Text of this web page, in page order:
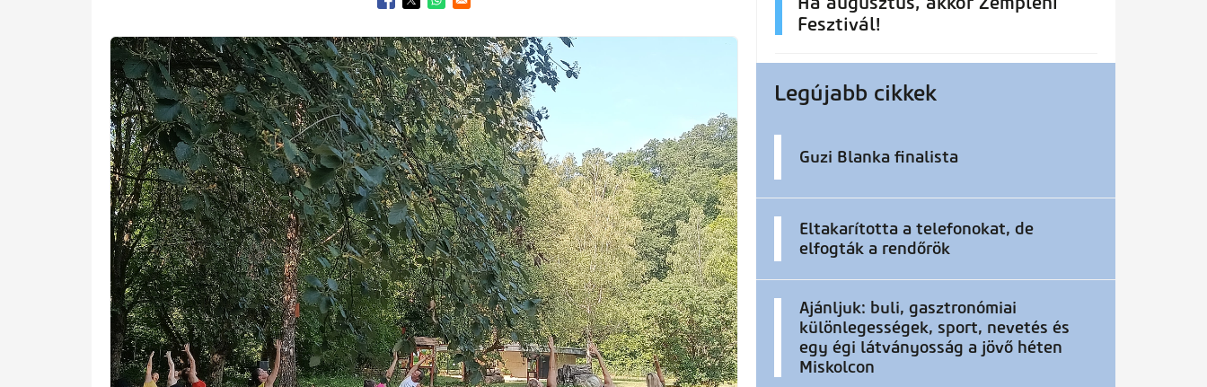
Opens in a new window
Opens in a new window
Opens in a new window
Kép
Fesztivál!
Legújabb cikkek
Guzi Blanka finalista
Eltakarította a telefonokat, de
elfogták a rendőrök
Ajánljuk: buli, gasztronómiai
különlegességek, sport, nevetés és
egy égi látványosság a jövő héten
Miskolcon